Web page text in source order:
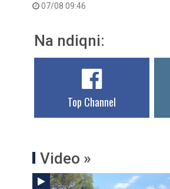
07/08 09:46
Na ndiqni:
Top Channel
Video »